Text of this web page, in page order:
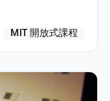
MIT 開放式課程